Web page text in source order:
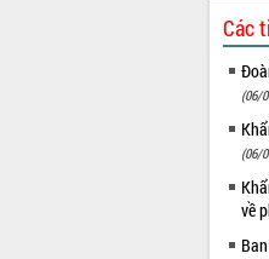
Các
(06/
(06/
về